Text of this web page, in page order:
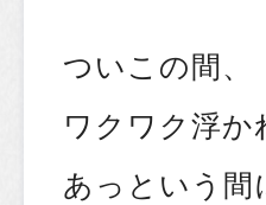
ついこの間、
ワクワク浮
あっという